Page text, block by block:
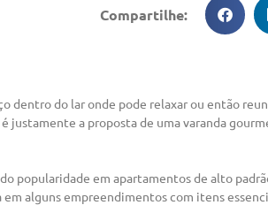
Compartilhe:
dentro do lar onde pode relaxar ou então
é justamente a proposta de uma varanda
popularidade em apartamentos de alto
em alguns empreendimentos com itens